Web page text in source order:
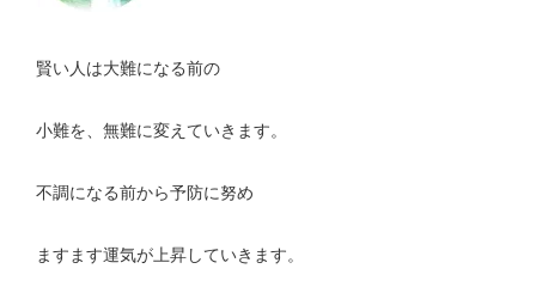
賢い人は大難になる前の
小難を、無難に変えていきます。
不調になる前から予防に努め
ますます運気が上昇していきます。